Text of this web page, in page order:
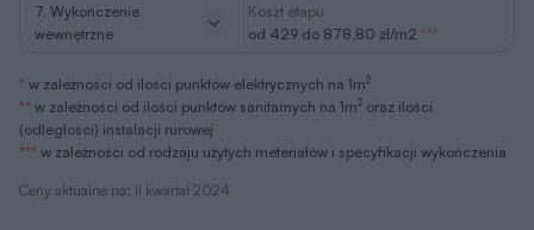
Ceny aktualne na: II kwartał 2024
7. Wykończenie
wewnętrzne
Koszt etapu
od 429 do 878,80 zł/m2 ***
* w zależności od ilości punktów elektrycznych na 1m2
** w zależności od ilości punktów sanitarnych na 1m2 oraz ilości
(odległości) instalacji rurowej
*** w zależności od rodzaju użytych meteriałów i specyfikacji wykończenia